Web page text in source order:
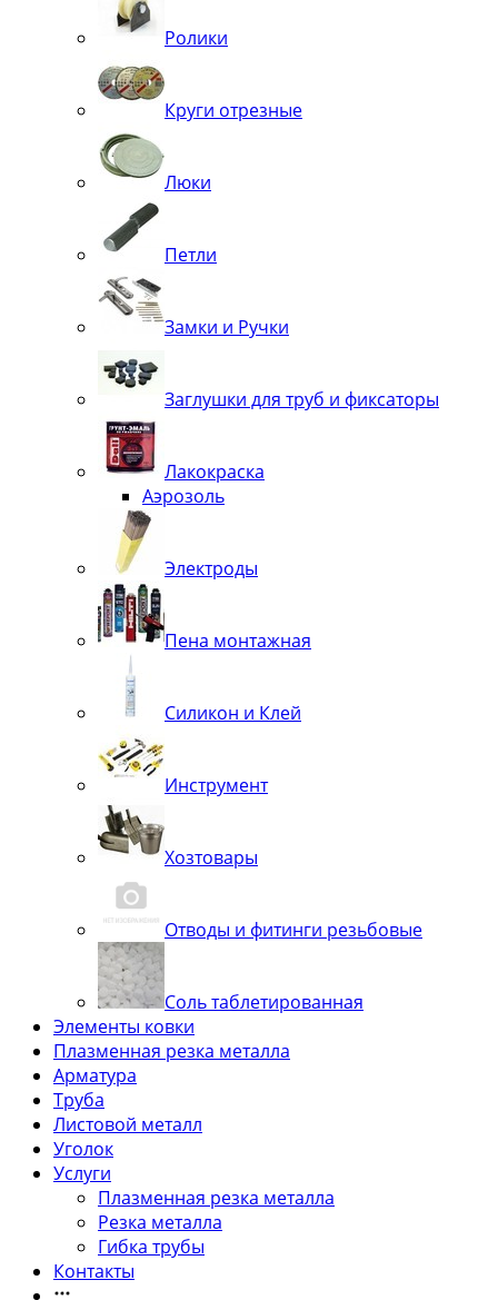
Ролики
Круги отрезные
Люки
Петли
Замки и Ручки
Заглушки для труб и фиксаторы
Лакокраска
Аэрозоль
Электроды
Пена монтажная
Силикон и Клей
Инструмент
Хозтовары
Отводы и фитинги резьбовые
Соль таблетированная
Элементы ковки
Плазменная резка металла
Арматура
Труба
Листовой металл
Уголок
Услуги
Плазменная резка металла
Резка металла
Гибка трубы
Контакты